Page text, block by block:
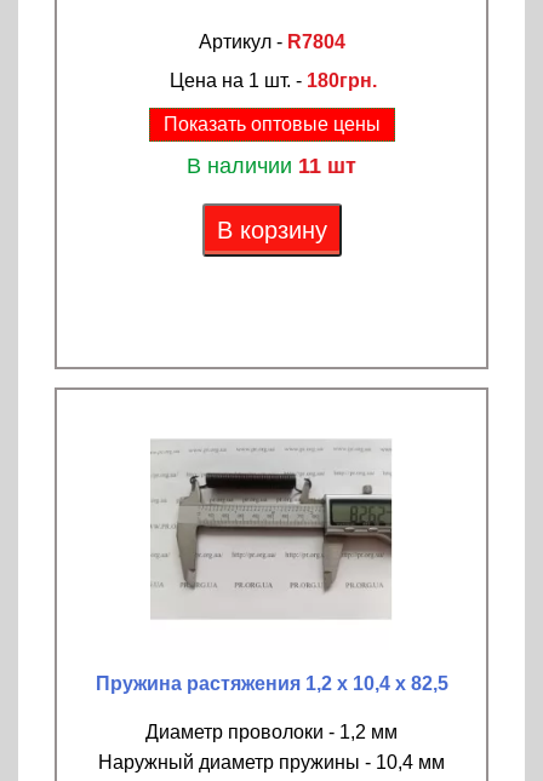
Артикул - R7804
Цена на 1 шт. - 180грн.
Показать оптовые цены
В наличии 11 шт
В корзину
Пружина растяжения 1,2 х 10,4 х 82,5
Диаметр проволоки - 1,2 мм
Наружный диаметр пружины - 10,4 мм